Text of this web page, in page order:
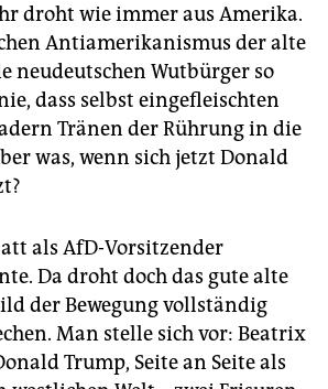
droht wie immer aus Amerika.
Antiamerikanismus der alte
neudeutschen Wutbürger so
dass selbst eingefleischten
Tränen der Rührung in die
was, wenn sich jetzt Donald
als AfD-Vorsitzender
Da droht doch das gute alte
der Bewegung vollständig
Man stelle sich vor: Beatrix
Trump, Seite an Seite als